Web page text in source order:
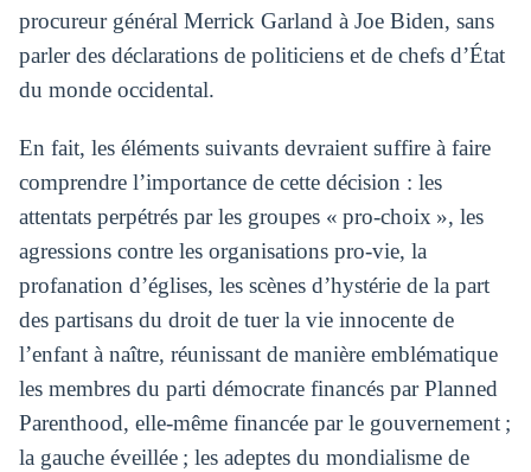
procureur général Merrick Garland à Joe Biden, sans
parler des déclarations de politiciens et de chefs d’État
du monde occidental.
En fait, les éléments suivants devraient suffire à faire
comprendre l’importance de cette décision : les
attentats perpétrés par les groupes « pro-choix », les
agressions contre les organisations pro-vie, la
profanation d’églises, les scènes d’hystérie de la part
des partisans du droit de tuer la vie innocente de
l’enfant à naître, réunissant de manière emblématique
les membres du parti démocrate financés par Planned
Parenthood, elle-même financée par le gouvernement ;
la gauche éveillée ; les adeptes du mondialisme de